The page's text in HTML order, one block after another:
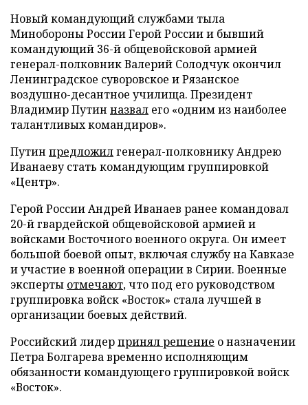
Новый командующий службами тыла
Минобороны России Герой России и бывший
командующий 36-й общевойсковой армией
генерал-полковник Валерий Солодчук окончил
Ленинградское суворовское и Рязанское
воздушно-десантное училища. Президент
Владимир Путин назвал его «одним из наиболее
талантливых командиров».
Путин предложилгенерал-полковнику Андрею
Иванаеву стать командующим группировкой
«Центр».
Герой России Андрей Иванаев ранее командовал
20-й гвардейской общевойсковой армией и
войсками Восточного военного округа. Он имеет
большой боевой опыт, включая службу на Кавказе
и участие в военной операции в Сирии. Военные
эксперты отмечают, что под его руководством
группировка войск «Восток» стала лучшей в
организации боевых действий.
Российский лидерпринял решение о назначении
Петра Болгарева временно исполняющим
обязанности командующего группировкой войск
«Восток».